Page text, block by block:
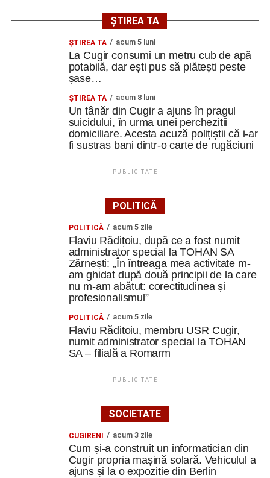
ȘTIREA TA
ȘTIREA TA acum 5 luni
La Cugir consumi un metru cub de apă
potabilă, dar ești pus să plătești peste
șase…
ȘTIREA TA acum 8 luni
Un tânăr din Cugir a ajuns în pragul
suicidului, în urma unei percheziții
domiciliare. Acesta acuză polițiștii că i-ar
fi sustras bani dintr-o carte de rugăciuni
PUBLICITATE
POLITICĂ
POLITICĂ acum 5 zile
Flaviu Rădițoiu, după ce a fost numit
administrator special la TOHAN SA
Zărnești: „În întreaga mea activitate m-
am ghidat după două principii de la care
nu m-am abătut: corectitudinea și
profesionalismul”
POLITICĂ acum 5 zile
Flaviu Rădițoiu, membru USR Cugir,
numit administrator special la TOHAN
SA – filială a Romarm
PUBLICITATE
SOCIETATE
CUGIRENI acum 3 zile
Cum și-a construit un informatician din
Cugir propria mașină solară. Vehiculul a
ajuns și la o expoziție din Berlin